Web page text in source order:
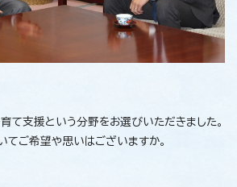
て支援という分野をお選びいただきました。
てご希望や思いはございますか。